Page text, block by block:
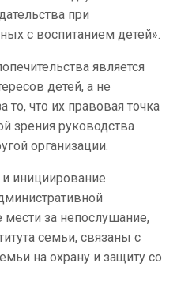
при
с воспитанием детей».
является
детей, а не
то, что их правовая точка
зрения руководства
организации.
инициирование
мести за непослушание,
семьи, связаны с
на охрану и защиту со